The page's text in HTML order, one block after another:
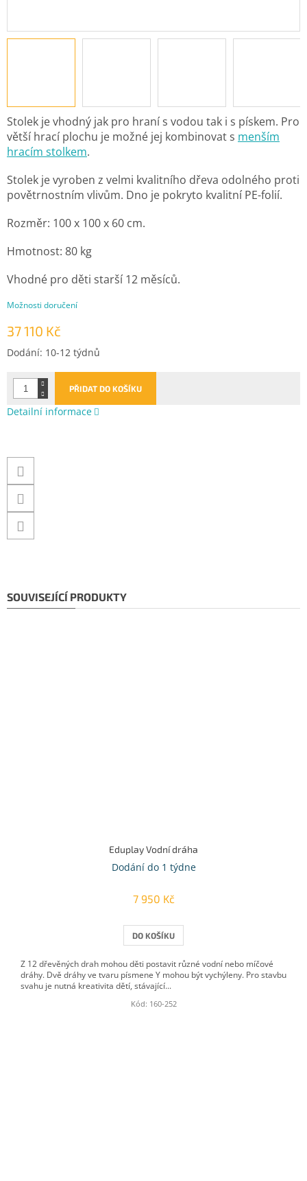
37 110 Kč
Měrná
Dodání: 10-12 týdnů
Možnosti doručení
PŘIDAT DO KOŠÍKU
Stolek je vhodný jak pro hraní s vodou tak i s pískem. Pro
větší hrací plochu je možné jej kombinovat s menším
hracím stolkem.
Stolek je vyroben z velmi kvalitního dřeva odolného proti
povětrnostním vlivům. Dno je pokryto kvalitní PE-folií.
Rozměr: 100 x 100 x 60 cm.
Hmotnost: 80 kg
Vhodné pro děti starší 12 měsíců.
Detailní informace
SOUVISEJÍCÍ PRODUKTY
Eduplay Vodní dráha
Dodání do 1 týdne
7 950 Kč
DO KOŠÍKU
Z 12 dřevěných drah mohou děti postavit různé vodní nebo míčové
dráhy. Dvě dráhy ve tvaru písmene Y mohou být vychýleny. Pro stavbu
svahu je nutná kreativita dětí, stávající...
Kód: 160-252